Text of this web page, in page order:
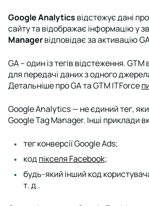
Google Analytics відстежує дані
сайту та відображає інформацію у
Managerвідповідає за активацію
GA – один із тегів відстеження.
для передачі даних з одного
Детальніше про GA та GTM ITForce
Google Analytics — не єдиний тег,
Google Tag Manager. Інші приклади
тег конверсії Google Ads;
кодпікселя Facebook;
будь-який інший код
т. д..